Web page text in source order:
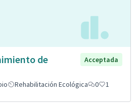
de
Acceptada
Rehabilitación Ecológica 0 1